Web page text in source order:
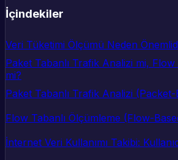
İçindekiler
Veri Tüketimi Ölçümü Neden
Paket Tabanlı Trafik Analizi mi, Flow
mi?
Paket Tabanlı Trafik Analizi (Packet-
Flow Tabanlı Ölçümleme (Flow-
İnternet Veri Kullanımı Takibi: